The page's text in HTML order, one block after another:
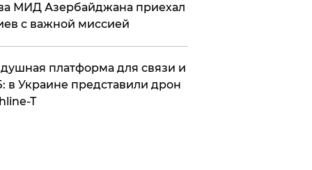
МИД Азербайджана приехал
с важной миссией
платформа для связи и
в Украине представили дрон
T